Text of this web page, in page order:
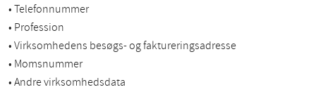
• Telefonnummer
• Profession
• Virksomhedens besøgs- og faktureringsadresse
• Momsnummer
• Andre virksomhedsdata